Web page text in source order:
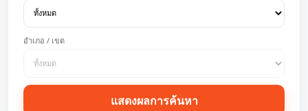
อำเภอ / เขต
แสดงผลการค้นหา